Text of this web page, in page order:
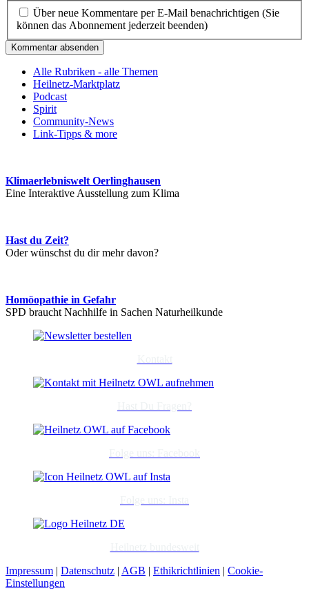
Über neue Kommentare per E-Mail benachrichtigen (Sie
können das Abonnement jederzeit beenden)
Kommentar absenden
Alle Rubriken - alle Themen
Heilnetz-Marktplatz
Podcast
Spirit
Community-News
Link-Tipps & more
Klimaerlebniswelt Oerlinghausen
Eine Interaktive Ausstellung zum Klima
Hast du Zeit?
Oder wünschst du dir mehr davon?
Homöopathie in Gefahr
SPD braucht Nachhilfe in Sachen Naturheilkunde
Impressum | Datenschutz | AGB | Ethikrichtlinien | Cookie-
Einstellungen